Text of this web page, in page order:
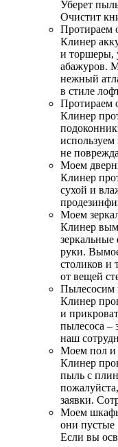
Уберет
Очистит
Протираем
Клинер
и торшеры,
абажуров.
нежный
в стиле
Протираем
Клинер
используем
не
Моем
Клинер
сухой и
Моем
Клинер
руки.
столиков и
от вещей
Пылесосим
Клинер
и
пылесоса –
наш
Моем пол и
Клинер
пыль с
заявки.
Моем
они пустые
Если вы